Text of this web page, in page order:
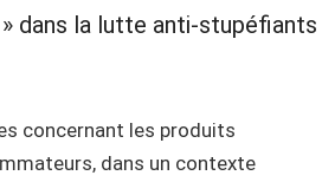
dans la lutte anti-stupéfiants
concernant les produits
dans un contexte